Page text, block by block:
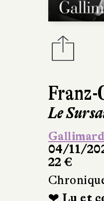
Le
Gallimard
04/11/
22 €
❤ Lu et